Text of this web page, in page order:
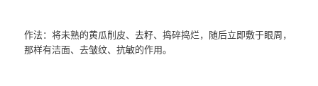
作法：将未熟的黄瓜削皮、去籽、捣碎捣烂，随后立即敷于眼周，
那样有洁面、去皱纹、抗敏的作用。